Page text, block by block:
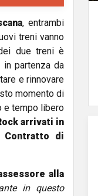
, entrambi
treni vanno
due treni è
partenza da
e rinnovare
momento di
e tempo libero
arrivati in
Contratto di
alla
in questo